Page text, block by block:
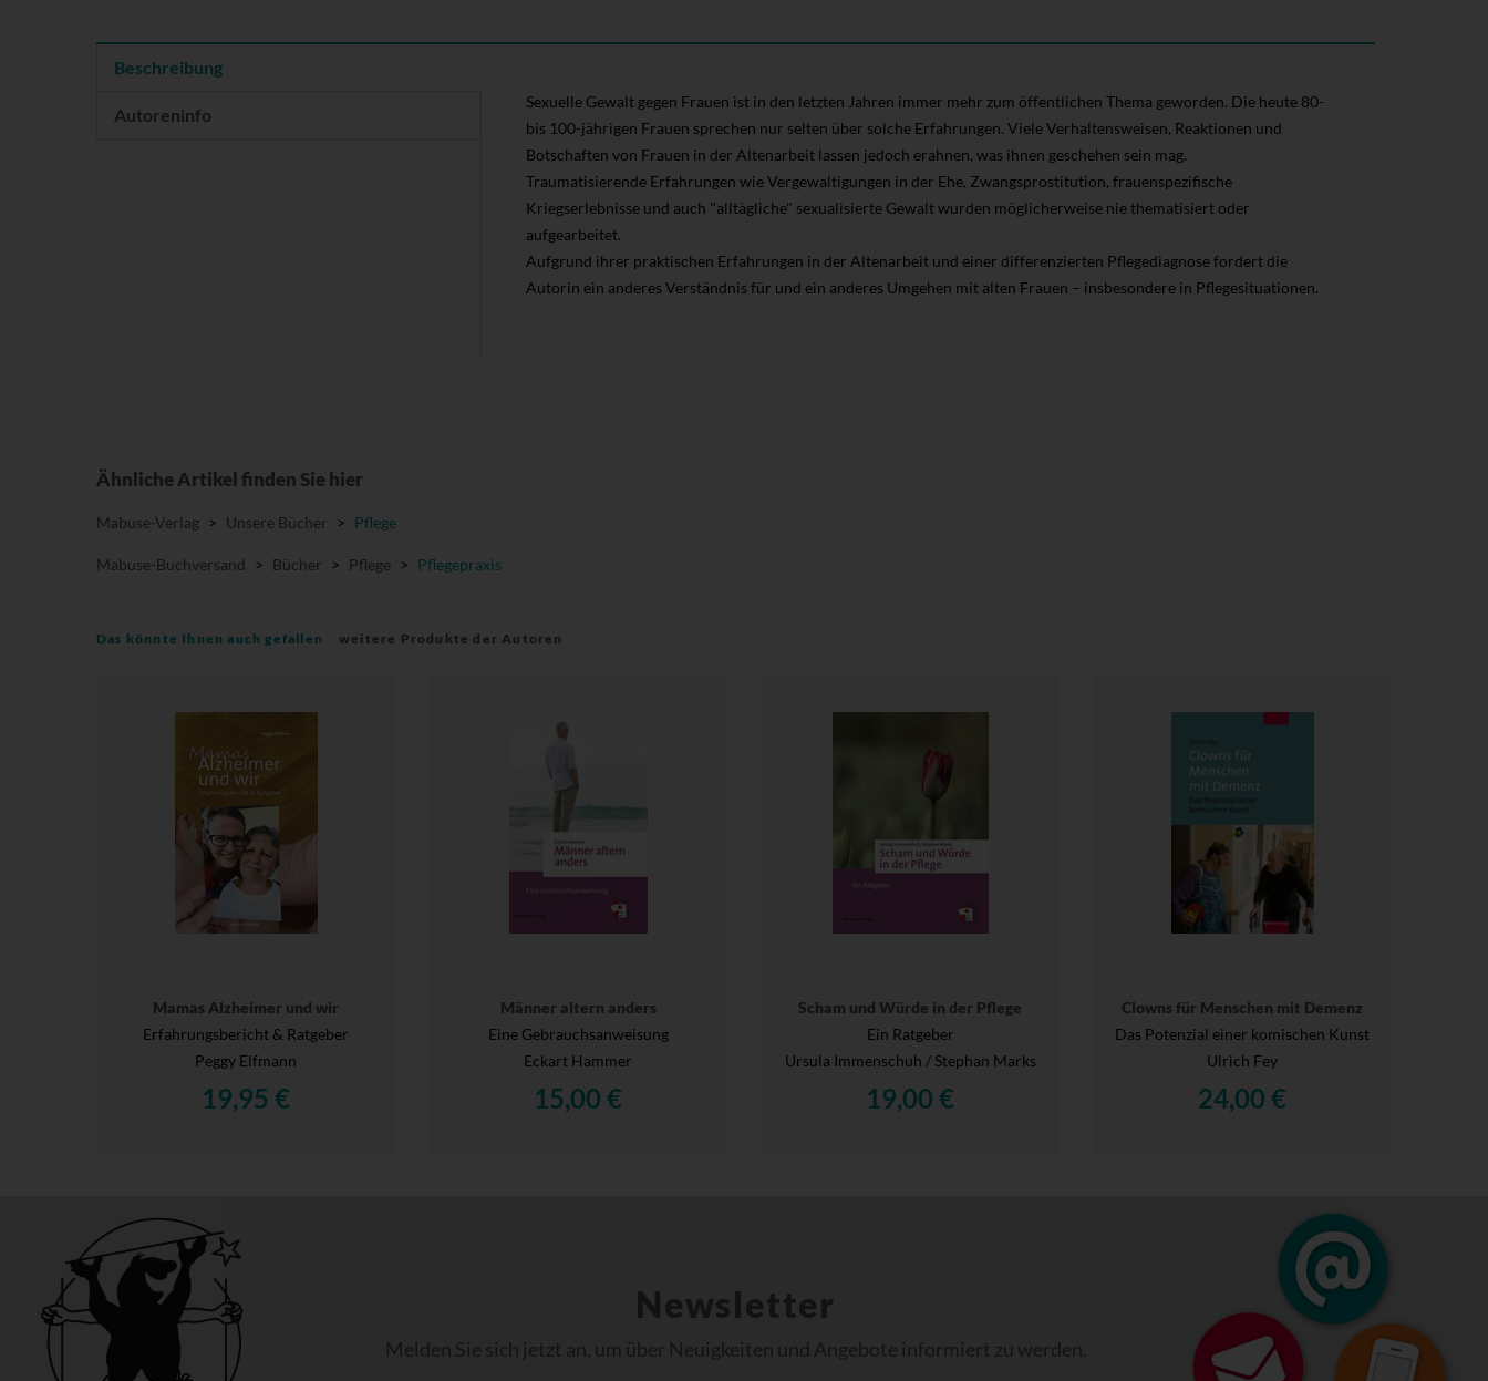
Beschreibung
Autoreninfo
Sexuelle Gewalt gegen Frauen ist in den letzten Jahren immer mehr zum öffentlichen Thema geworden. Die heute 80-
bis 100-jährigen Frauen sprechen nur selten über solche Erfahrungen. Viele Verhaltensweisen, Reaktionen und
Botschaften von Frauen in der Altenarbeit lassen jedoch erahnen, was ihnen geschehen sein mag.
Traumatisierende Erfahrungen wie Vergewaltigungen in der Ehe, Zwangsprostitution, frauenspezifische
Kriegserlebnisse und auch "alltägliche" sexualisierte Gewalt wurden möglicherweise nie thematisiert oder
aufgearbeitet.
Aufgrund ihrer praktischen Erfahrungen in der Altenarbeit und einer differenzierten Pflegediagnose fordert die
Autorin ein anderes Verständnis für und ein anderes Umgehen mit alten Frauen – insbesondere in Pflegesituationen.
Ähnliche Artikel finden Sie hier
Mabuse-Verlag > Unsere Bücher > Pflege
Mabuse-Buchversand > Bücher > Pflege > Pflegepraxis
Das könnte Ihnen auch gefallen weitere Produkte der Autoren
Mamas Alzheimer und wir
Erfahrungsbericht & Ratgeber
Peggy Elfmann
19,95 €
Männer altern anders
Eine Gebrauchsanweisung
Eckart Hammer
15,00 €
Scham und Würde in der Pflege
Ein Ratgeber
Ursula Immenschuh / Stephan Marks
19,00 €
Clowns für Menschen mit Demenz
Das Potenzial einer komischen Kunst
Ulrich Fey
24,00 €
Newsletter
Melden Sie sich jetzt an, um über Neuigkeiten und Angebote informiert zu werden.